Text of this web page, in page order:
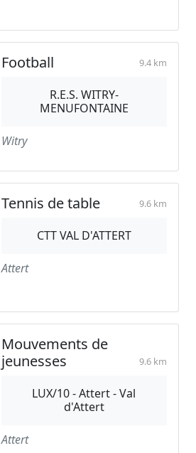
Football 9.4 km
R.E.S. WITRY-
MENUFONTAINE
Witry
Tennis de table 9.6 km
CTT VAL D'ATTERT
Attert
Mouvements de
jeunesses
9.6 km
LUX/10 - Attert - Val
d'Attert
Attert